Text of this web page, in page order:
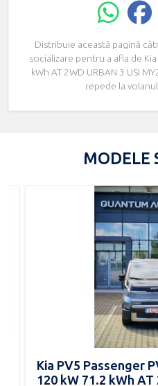
Distribuie această pagină
socializare pentru a afla de Kia
kWh AT 2WD URBAN 3 USI
repede la
MODELE
Kia PV5 Passenger
120 kW 71.2 kWh AT